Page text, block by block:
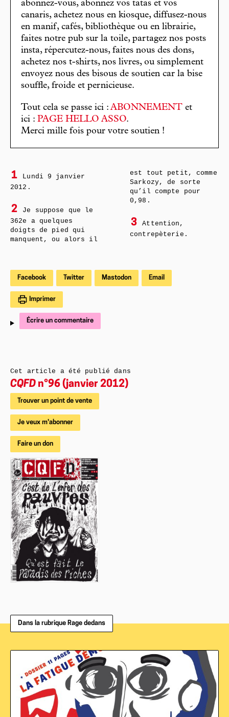
abonnez-vous, abonnez vos tatas et vos
canaris, achetez nous en kiosque, diffusez-nous
en manif, cafés, bibliothèque ou en librairie,
faites notre pub sur la toile, partagez nos posts
insta, répercutez-nous, faites nous des dons,
achetez nos t-shirts, nos livres, ou simplement
envoyez nous des bisous de soutien car la bise
souffle, froide et pernicieuse.
Tout cela se passe ici : ABONNEMENT et
ici : PAGE HELLO ASSO.
Merci mille fois pour votre soutien !
1
Lundi 9 janvier
2012.
2
Je suppose que le
362e a quelques
doigts de pied qui
manquent, ou alors il
est tout petit, comme
Sarkozy, de sorte
qu’il compte pour
0,98.
3
Attention,
contrepèterie.
Facebook Twitter Mastodon Email
Imprimer
Écrire un commentaire
Cet article a été publié dans
CQFD n°96 (janvier 2012)
Trouver un point de vente
Je veux m'abonner
Faire un don
Dans la rubrique Rage dedans